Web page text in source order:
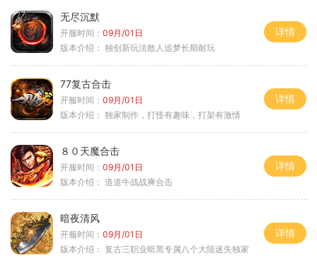
无尽沉默
开服时间： 09月/01日
版本介绍： 独创新玩法散人追梦长期耐玩
详情
77复古合击
开服时间： 09月/01日
版本介绍： 独家制作，打怪有趣味，打架有激情
详情
８０天魔合击
开服时间： 09月/01日
版本介绍： 道道牛战战爽合击
详情
暗夜清风
开服时间： 09月/01日
版本介绍： 复古三职业暗黑专属八个大陆迷失独家
详情